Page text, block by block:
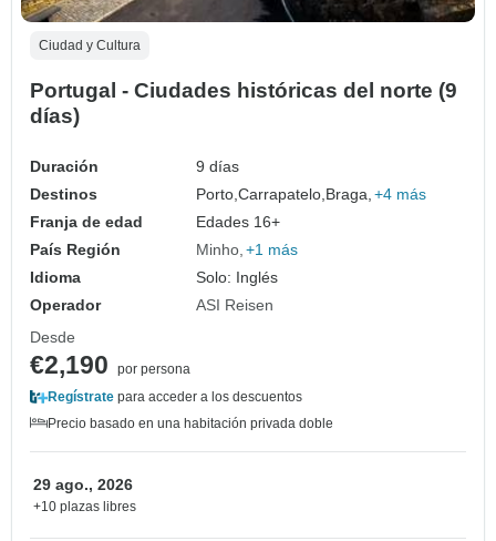
Ciudad y Cultura
Portugal - Ciudades históricas del norte (9
días)
Duración
9 días
Destinos
Porto,Carrapatelo, Braga, +4 más
Franja de edad
Edades 16+
País Región
Minho +1 más
Idioma
Solo: Inglés
Operador
ASI Reisen
Desde
€2,190
por persona
Regístrate para acceder a los descuentos
Precio basado en una habitación privada doble
29 ago., 2026
+10 plazas libres